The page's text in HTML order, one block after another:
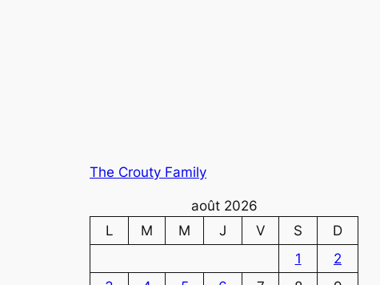
The Crouty Family
août 2026
L
M M J V S
D
1
2